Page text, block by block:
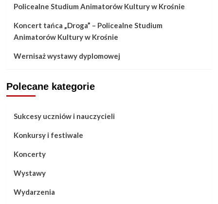
Policealne Studium Animatorów Kultury w Krośnie
Koncert tańca „Droga” – Policealne Studium
Animatorów Kultury w Krośnie
Wernisaż wystawy dyplomowej
Polecane kategorie
Sukcesy uczniów i nauczycieli
Konkursy i festiwale
Koncerty
Wystawy
Wydarzenia